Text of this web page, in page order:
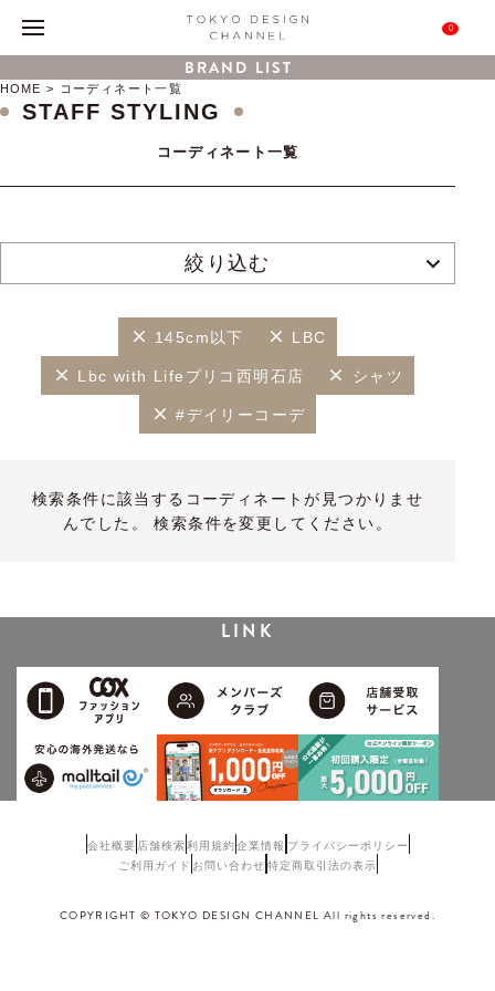
0
BRAND LIST
HOME コーディネート一覧
STAFF STYLING
コーディネート一覧
絞り込む
145cm以下 LBC
Lbc with Lifeプリコ西明石店 シャツ
#デイリーコーデ
検索条件に該当するコーディネートが見つかりませ
んでした。 検索条件を変更してください。
LINK
会社概要 店舗検索利用規約企業情報 プライバシーポリシー
ご利用ガイド お問い合わせ 特定商取引法の表示
COPYRIGHT © TOKYO DESIGN CHANNEL All rights reserved.